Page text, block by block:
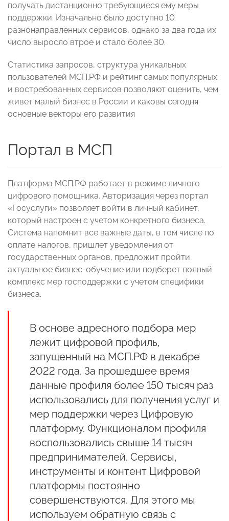
получать дистанционно требующиеся ему меры
поддержки. Изначально было доступно 10
разнонаправленных сервисов, однако за два года их
число выросло втрое и стало более 30.
Статистика запросов, структура уникальных
пользователей МСП.РФ и рейтинг самых популярных
и востребованных сервисов позволяют оценить, чем
живет малый бизнес в России и каковы сегодня
основные векторы его развития
Портал в МСП
Платформа МСП.РФ работает в режиме личного
цифрового помощника. Авторизация через портал
«Госуслуги» позволяет войти в личный кабинет,
который настроен с учетом конкретного бизнеса.
Система напомнит все важные даты, в том числе по
оплате налогов, пришлет уведомления от
государственных органов, предложит пройти
актуальное бизнес-обучение или подберет полный
комплекс мер господдержки с учетом специфики
бизнеса.
В основе адресного подбора мер
лежит цифровой профиль,
запущенный на МСП.РФ в декабре
2022 года. За прошедшее время
данные профиля более 150 тысяч раз
использовались для получения услуг и
мер поддержки через Цифровую
платформу. Функционалом профиля
воспользовались свыше 14 тысяч
предпринимателей. Сервисы,
инструменты и контент Цифровой
платформы постоянно
совершенствуются. Для этого мы
используем обратную связь с